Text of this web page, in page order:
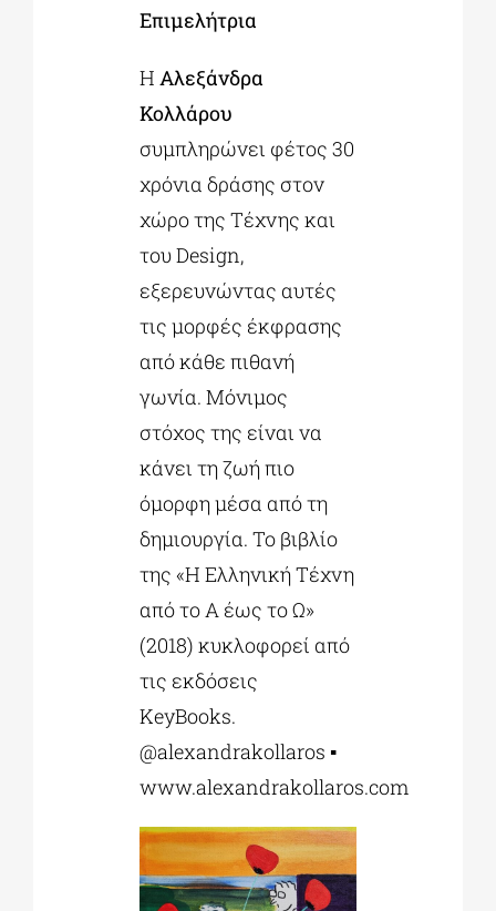
Επιμελήτρια
Η Αλεξάνδρα
Κολλάρου
συμπληρώνει φέτος 30
χρόνια δράσης στον
χώρο της Τέχνης και
του Design,
εξερευνώντας αυτές
τις μορφές έκφρασης
από κάθε πιθανή
γωνία. Μόνιμος
στόχος της είναι να
κάνει τη ζωή πιο
όμορφη μέσα από τη
δημιουργία. Το βιβλίο
της «Η Ελληνική Τέχνη
από το Α έως το Ω»
(2018) κυκλοφορεί από
τις εκδόσεις
KeyBooks.
@alexandrakollaros ▪
www.alexandrakollaros.com